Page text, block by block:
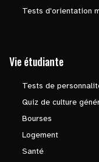
Tests d'orientation
Vie étudiante
Tests de
Quiz de culture
Bourses
Logement
Santé